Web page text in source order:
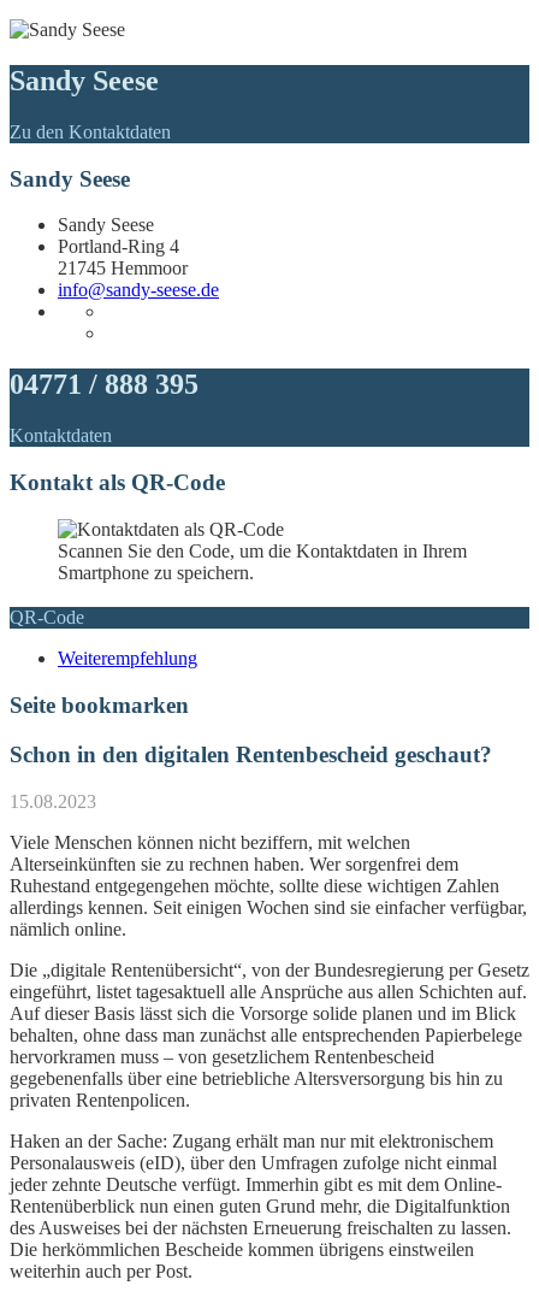
Sandy Seese
Zu den Kontaktdaten
Sandy Seese
Sandy Seese
Portland-Ring 4
21745 Hemmoor
info@sandy-seese.de
04771 / 888 395
Kontaktdaten
Kontakt als QR-Code
Scannen Sie den Code, um die Kontaktdaten in Ihrem
Smartphone zu speichern.
QR-Code
Weiterempfehlung
Seite bookmarken
Schon in den digitalen Rentenbescheid geschaut?
15.08.2023
Viele Menschen können nicht beziffern, mit welchen
Alterseinkünften sie zu rechnen haben. Wer sorgenfrei dem
Ruhestand entgegengehen möchte, sollte diese wichtigen Zahlen
allerdings kennen. Seit einigen Wochen sind sie einfacher verfügbar,
nämlich online.
Die „digitale Rentenübersicht“, von der Bundesregierung per Gesetz
eingeführt, listet tagesaktuell alle Ansprüche aus allen Schichten auf.
Auf dieser Basis lässt sich die Vorsorge solide planen und im Blick
behalten, ohne dass man zunächst alle entsprechenden Papierbelege
hervorkramen muss – von gesetzlichem Rentenbescheid
gegebenenfalls über eine betriebliche Altersversorgung bis hin zu
privaten Rentenpolicen.
Haken an der Sache: Zugang erhält man nur mit elektronischem
Personalausweis (eID), über den Umfragen zufolge nicht einmal
jeder zehnte Deutsche verfügt. Immerhin gibt es mit dem Online-
Rentenüberblick nun einen guten Grund mehr, die Digitalfunktion
des Ausweises bei der nächsten Erneuerung freischalten zu lassen.
Die herkömmlichen Bescheide kommen übrigens einstweilen
weiterhin auch per Post.